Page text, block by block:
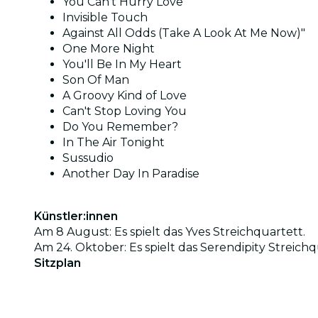
Invisible Touch
Against All Odds (Take A Look At Me Now)"
One More Night
You'll Be In My Heart
Son Of Man
A Groovy Kind of Love
Can't Stop Loving You
Do You Remember?
In The Air Tonight
Sussudio
Another Day In Paradise
Künstler:innen
Am 8 August: Es spielt das Yves Streichquartett.
Am 24. Oktober: Es spielt das Serendipity
Sitzplan